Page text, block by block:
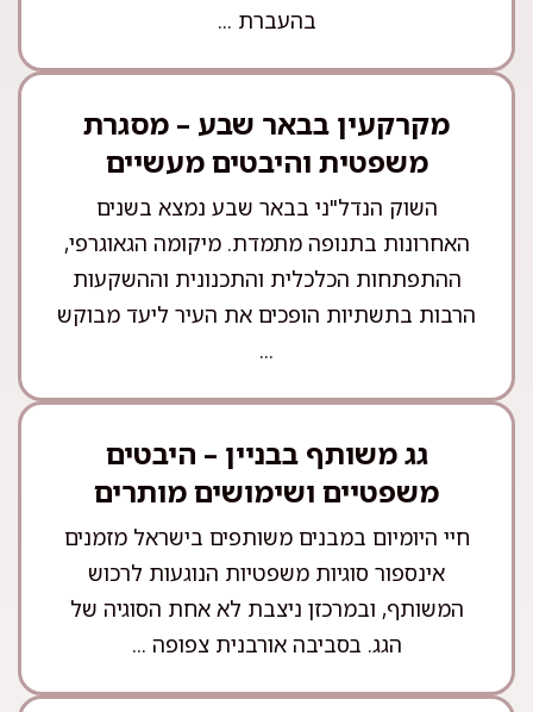
בהעברת ...
מקרקעין בבאר שבע – מסגרת
משפטית והיבטים מעשיים
השוק הנדל"ני בבאר שבע נמצא בשנים
האחרונות בתנופה מתמדת. מיקומה הגאוגרפי,
ההתפתחות הכלכלית והתכנונית וההשקעות
הרבות בתשתיות הופכים את העיר ליעד מבוקש
...
גג משותף בבניין – היבטים
משפטיים ושימושים מותרים
חיי היומיום במבנים משותפים בישראל מזמנים
אינספור סוגיות משפטיות הנוגעות לרכוש
המשותף, ובמרכזן ניצבת לא אחת הסוגיה של
הגג. בסביבה אורבנית צפופה ...